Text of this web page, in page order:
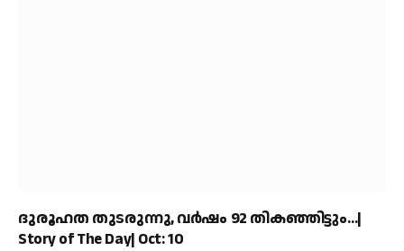
ദുരൂഹത തുടരുന്നു, വർഷം 92 തികഞ്ഞിട്ടും…|
Story of The Day| Oct: 10